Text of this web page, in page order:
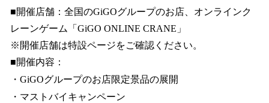
■開催店舗：全国のGiGOグループのお店、オンラインク
レーンゲーム「GiGO ONLINE CRANE」
※開催店舗は特設ページをご確認ください。
■開催内容：
・GiGOグループのお店限定景品の展開
・マストバイキャンペーン